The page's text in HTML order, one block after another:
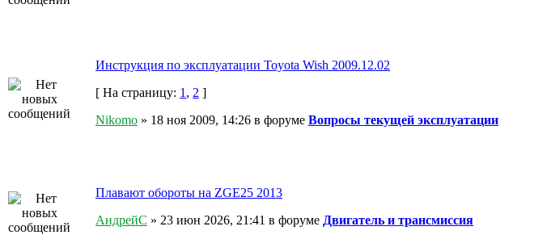
Инструкция по эксплуатации Toyota Wish 2009.12.02
[ На страницу: 1 , 2 ]
Nikomo » 18 ноя 2009, 14:26 в форуме Вопросы текущей эксплуатации
Плавают обороты на ZGE25 2013
АндрейС » 23 июн 2026, 21:41 в форуме Двигатель и трансмиссия